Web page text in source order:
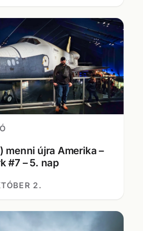
menni újra Amerika –
#7 – 5. nap
2.